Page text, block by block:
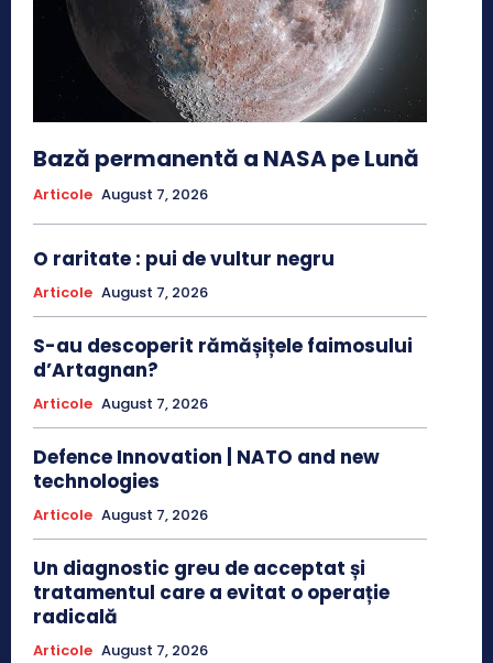
Bază permanentă a NASA pe Lună
Articole August 7, 2026
O raritate : pui de vultur negru
Articole August 7, 2026
S-au descoperit rămășițele faimosului
d’Artagnan?
Articole August 7, 2026
Defence Innovation | NATO and new
technologies
Articole August 7, 2026
Un diagnostic greu de acceptat și
tratamentul care a evitat o operație
radicală
Articole August 7, 2026